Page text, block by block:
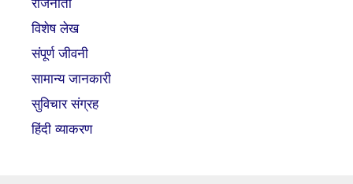
राजनीती
विशेष लेख
संपूर्ण जीवनी
सामान्य जानकारी
सुविचार संग्रह
हिंदी व्याकरण